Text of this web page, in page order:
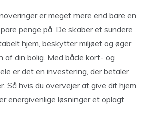
er meget mere end bare en
penge på. De skaber et sundere
hjem, beskytter miljøet og øger
af din bolig. Med både kort- og
er det en investering, der betaler
Så hvis du overvejer at give dit hjem
energivenlige løsninger et oplagt